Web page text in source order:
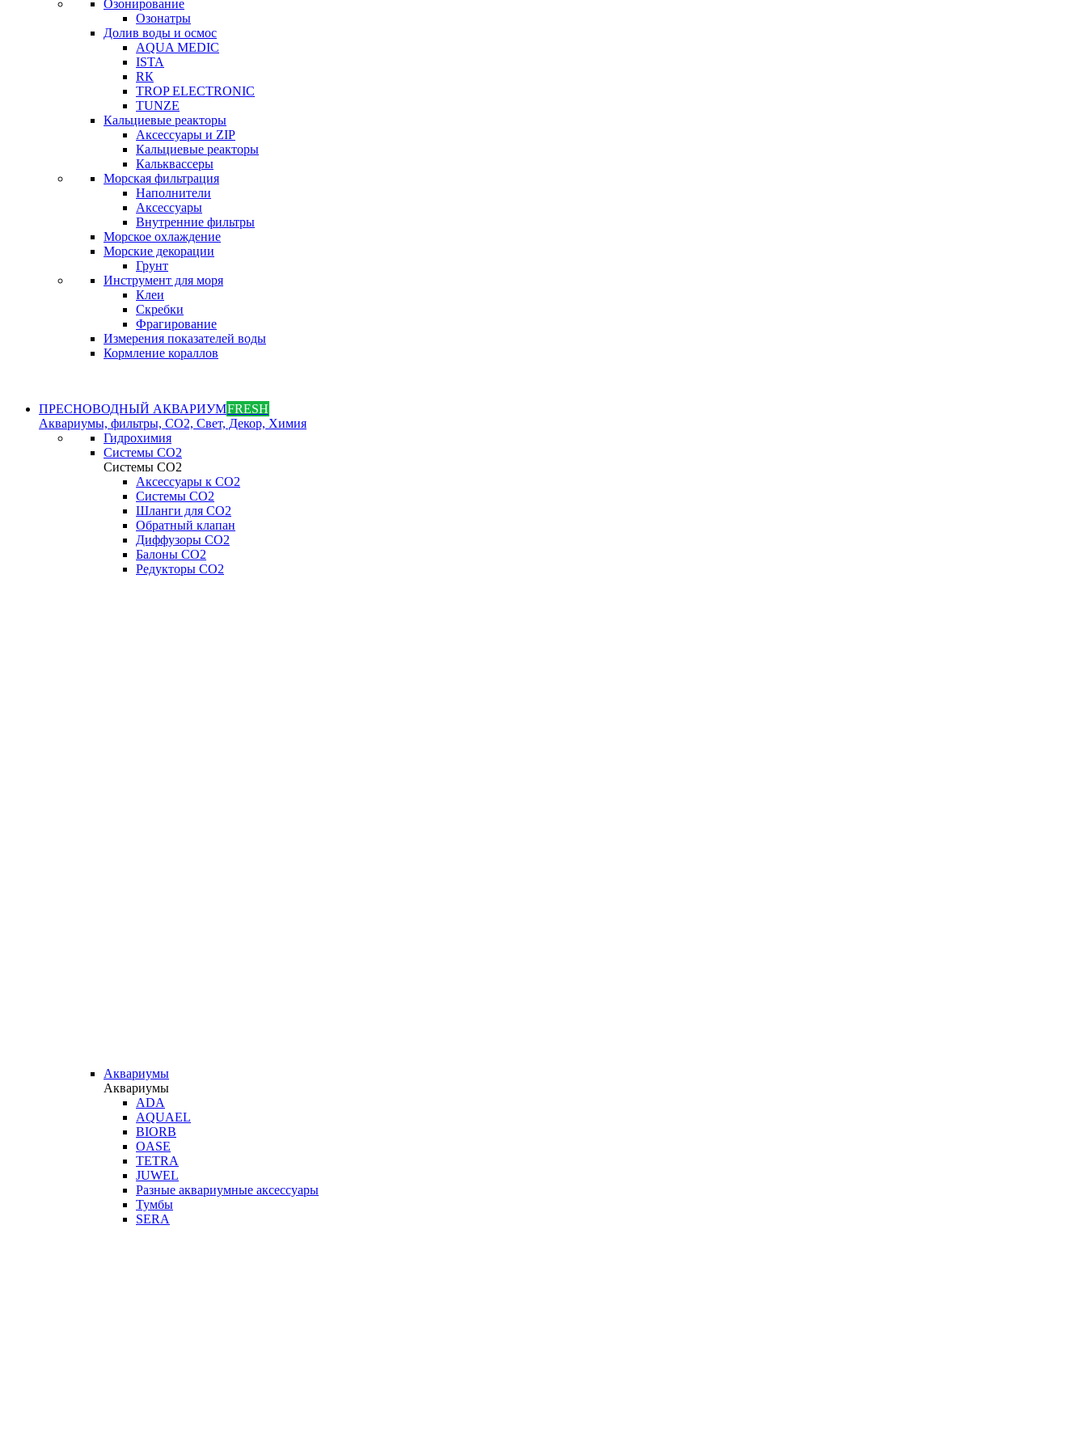
Озонирование
Озонатры
Долив воды и осмос
AQUA MEDIC
ISTA
RК
TROP ELECTRONIC
TUNZE
Кальциевые реакторы
Аксессуары и ZIP
Кальциевые реакторы
Кальквассеры
Морская фильтрация
Наполнители
Аксессуары
Внутренние фильтры
Морское охлаждение
Морские декорации
Грунт
Инструмент для моря
Клеи
Скребки
Фрагирование
Измерения показателей воды
Кормление кораллов
ПРЕСНОВОДНЫЙ АКВАРИУМFRESH
Аквариумы, фильтры, СО2, Свет, Декор, Химия
Гидрохимия
Системы СО2
Системы СО2
Аксессуары к СО2
Системы СО2
Шланги для CO2
Обратный клапан
Диффузоры СO2
Балоны CO2
Редукторы CO2
Аквариумы
Аквариумы
ADA
AQUAEL
BIORB
OASE
TETRA
JUWEL
Разные аквариумные аксессуары
Тумбы
SERA